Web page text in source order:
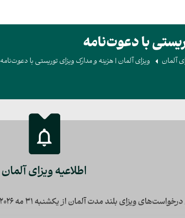
با دعوت‌نامه
آلمان ویزای آلمان | هزینه و مدارک ویزای توریستی با دعوت‌نامه
اطلاعیه ویزای آلمان